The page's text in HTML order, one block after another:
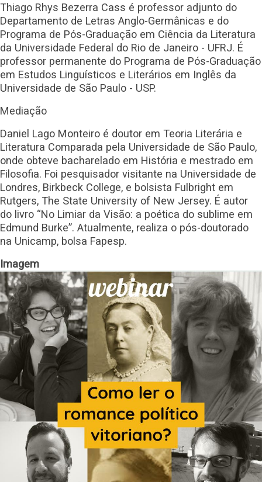
Thiago Rhys Bezerra Cass é professor adjunto do
Departamento de Letras Anglo-Germânicas e do
Programa de Pós-Graduação em Ciência da Literatura
da Universidade Federal do Rio de Janeiro - UFRJ. É
professor permanente do Programa de Pós-Graduação
em Estudos Linguísticos e Literários em Inglês da
Universidade de São Paulo - USP.
Mediação
Daniel Lago Monteiro é doutor em Teoria Literária e
Literatura Comparada pela Universidade de São Paulo,
onde obteve bacharelado em História e mestrado em
Filosofia. Foi pesquisador visitante na Universidade de
Londres, Birkbeck College, e bolsista Fulbright em
Rutgers, The State University of New Jersey. É autor
do livro “No Limiar da Visão: a poética do sublime em
Edmund Burke”. Atualmente, realiza o pós-doutorado
na Unicamp, bolsa Fapesp.
Imagem